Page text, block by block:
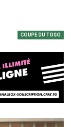
COUPE DU TOGO